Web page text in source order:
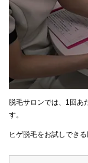
脱毛サロンでは、1回あ
す。
ヒゲ脱毛をお試しでき